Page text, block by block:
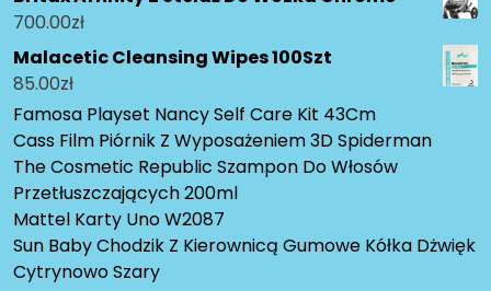
700.00zł
Malacetic Cleansing Wipes 100Szt
85.00zł
Famosa Playset Nancy Self Care Kit 43Cm
Cass Film Piórnik Z Wyposażeniem 3D Spiderman
The Cosmetic Republic Szampon Do Włosów
Przetłuszczających 200ml
Mattel Karty Uno W2087
Sun Baby Chodzik Z Kierownicą Gumowe Kółka Dżwięk
Cytrynowo Szary